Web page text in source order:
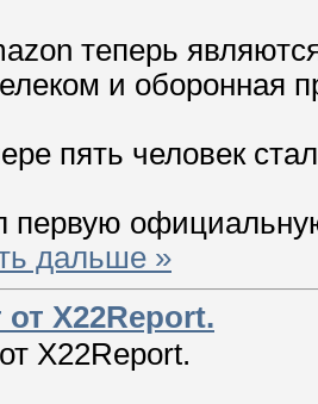
теперь
и оборонная
пять человек
первую
дальше »
X22Report.
X22Report.